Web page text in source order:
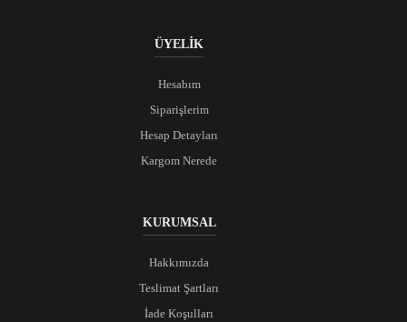
ÜYELİK
Hesabım
Siparişlerim
Hesap Detayları
Kargom Nerede
KURUMSAL
Hakkımızda
Teslimat Şartları
İade Koşulları